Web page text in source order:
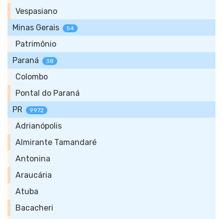
Vespasiano
Minas Gerais
54
Patrimônio
Paraná
38
Colombo
Pontal do Paraná
PR
9972
Adrianópolis
Almirante Tamandaré
Antonina
Araucária
Atuba
Bacacheri